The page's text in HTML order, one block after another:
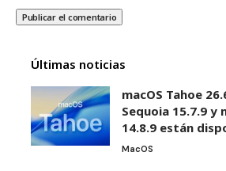
Últimas noticias
macOS Tahoe
Sequoia 15.7.9 y
14.8.9 están
MacOS